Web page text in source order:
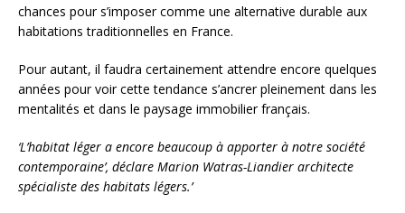
chances pour s’imposer comme une alternative durable aux
habitations traditionnelles en France.
Pour autant, il faudra certainement attendre encore quelques
années pour voir cette tendance s’ancrer pleinement dans les
mentalités et dans le paysage immobilier français.
‘L’habitat léger a encore beaucoup à apporter à notre société
contemporaine’, déclare Marion Watras-Liandier architecte
spécialiste des habitats légers.’